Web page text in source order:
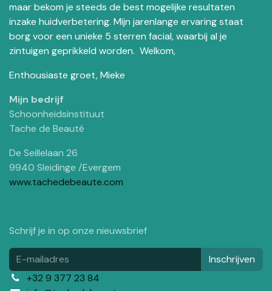
maar bekom je steeds de best mogelijke resultaten
inzake huidverbetering. Mijn jarenlange ervaring staat
borg voor een unieke 5 sterren facial, waarbij al je
zintuigen geprikkeld worden. Welkom,
Enthousiaste groet, Mieke
Mijn bedrijf
Schoonheidsinstituut
Tache de Beauté
De Seillelaan 26
9940 Sleidinge /Evergem
www.tachedebeaute.com
Schrijf je in op onze nieuwsbrief
Inschrijven
+32 9 377 23 84